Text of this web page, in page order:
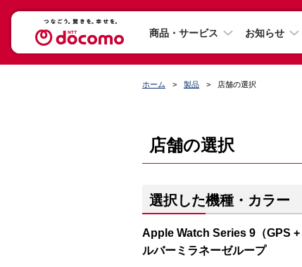
商品・サービス お知らせ
ホーム 製品 店舗の選択
店舗の選択
選択した機種・カラー
Apple Watch Series 9（GPS
ルバーミラネーゼループ